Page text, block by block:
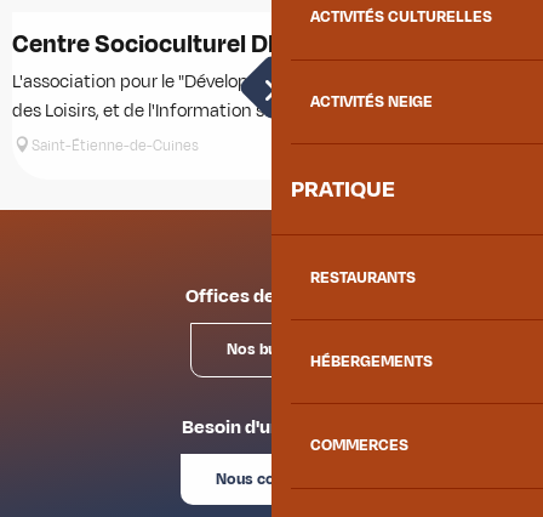
ACTIVITÉS CULTURELLES
ACTIVITÉS NEIGE
PRATIQUE
RESTAURANTS
HÉBERGEMENTS
COMMERCES
Centre Socioculturel DECLICC
L'association pour le "Développement de l'Eveil, de la Culture,
des Loisirs, et de l'Information sur le Canton de la Chambre.
Saint-Étienne-de-Cuines
Offices de tourisme
Nos bureaux
Besoin d'un conseil ?
Nous contacter